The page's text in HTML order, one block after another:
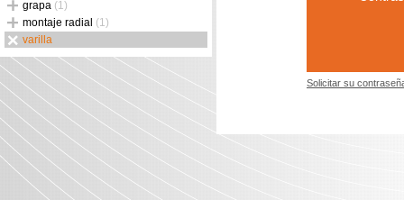
grapa (1)
montaje radial (1)
varilla
Solicitar su